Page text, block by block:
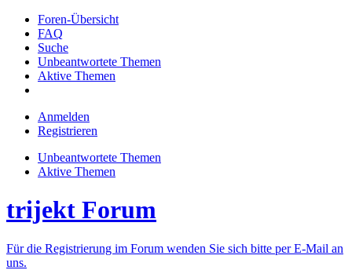
Foren-Übersicht
FAQ
Suche
Unbeantwortete Themen
Aktive Themen
Anmelden
Registrieren
Unbeantwortete Themen
Aktive Themen
trijekt Forum
Für die Registrierung im Forum wenden Sie sich bitte per E-Mail an
uns.